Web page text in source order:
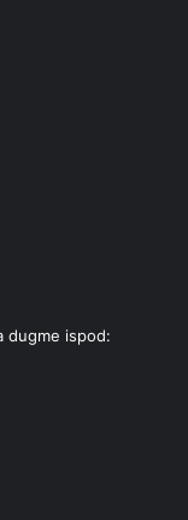
dugme ispod: